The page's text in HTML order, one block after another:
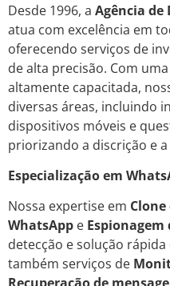
Desde 1996, a Agência
atua com excelência em
oferecendo serviços de
de alta precisão. Com
altamente capacitada,
diversas áreas, incluindo
dispositivos móveis e
priorizando a discrição e a
Especialização em
Nossa expertise em
WhatsApp e Espionagem
detecção e solução
também serviços de